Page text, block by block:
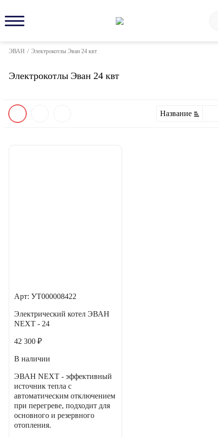
ЭВАН / Электрокотлы Эван 24 квт
Электрокотлы Эван 24 квт
Название
Арт: УТ000008422
Электрический котел ЭВАН
NEXT - 24
42 300 ₽
В наличии
ЭВАН NEXT - эффективный
источник тепла с
автоматическим отключением
при перегреве, подходит для
основного и резервного
отопления.